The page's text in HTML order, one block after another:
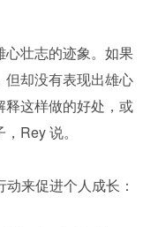
心壮志的迹象。如果
却没有表现出雄心
这样做的好处，或
Rey 说。
来促进个人成长：